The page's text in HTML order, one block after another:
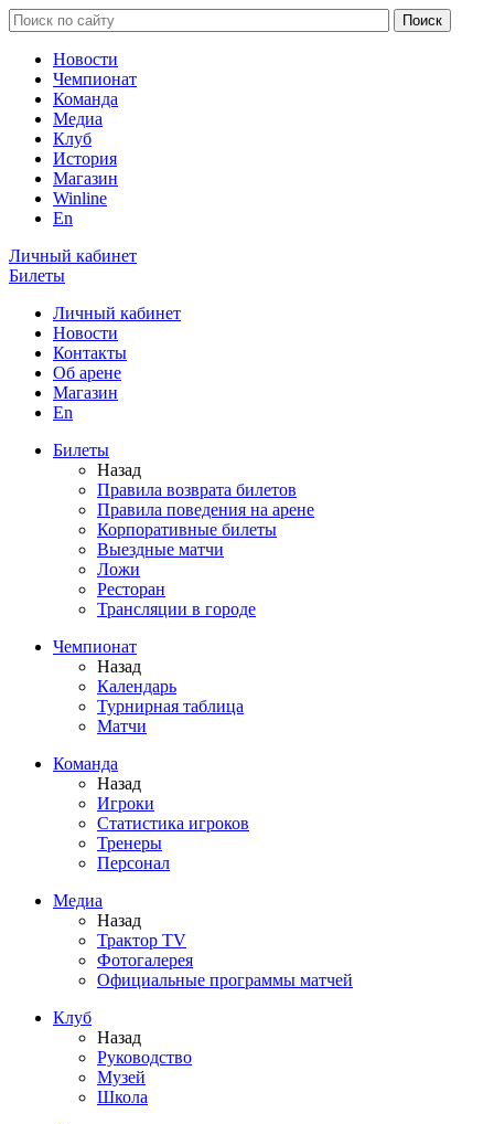
Новости
Чемпионат
Команда
Медиа
Клуб
История
Магазин
Winline
En
Личный кабинет
Билеты
Личный кабинет
Новости
Контакты
Об арене
Магазин
En
Билеты
Назад
Правила возврата билетов
Правила поведения на арене
Корпоративные билеты
Выездные матчи
Ложи
Ресторан
Трансляции в городе
Чемпионат
Назад
Календарь
Турнирная таблица
Матчи
Команда
Назад
Игроки
Статистика игроков
Тренеры
Персонал
Медиа
Назад
Трактор TV
Фотогалерея
Официальные программы матчей
Клуб
Назад
Руководство
Музей
Школа